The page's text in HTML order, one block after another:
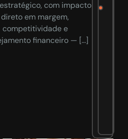
com impacto
direto em margem,
competitividade e
financeiro — […]